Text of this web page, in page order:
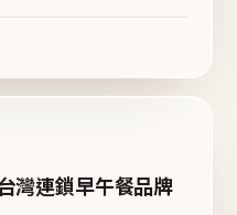
灣連鎖早午餐品牌